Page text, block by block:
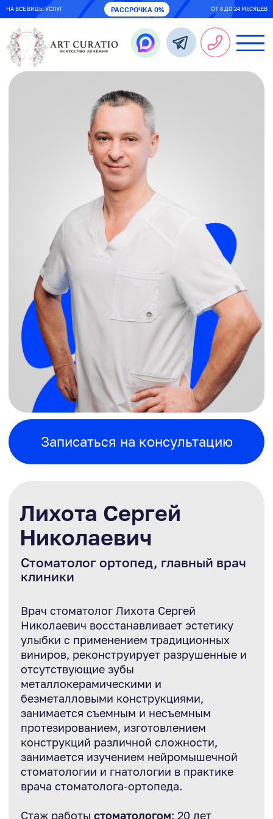
РАССРОЧКА 0% ОТ 6 ДО 24 МЕСЯЦЕВ
НА ВСЕ ВИДЫ УСЛУГ
Лихота Сергей
Николаевич
Стоматолог ортопед, главный врач
клиники
Записаться на консультацию
Врач стоматолог Лихота Сергей
Николаевич восстанавливает эстетику
улыбки с применением традиционных
виниров, реконструирует разрушенные и
занимается съемным и несъемным
протезированием, изготовлением
конструкций различной сложности,
занимается изучением нейромышечной
врача стоматолога-ортопеда.
Стаж работыстоматологом
компьютерная томография, диагностика
височно-нижнечелюстного сустава и
анализ прикуса с применением лицевой
дуги.
Образование
Высшее. Окончил Ставрополькую
Государственную Медицинскую
врача-стоматолога (диплом №0295119).
В 2013 г. прошел профессиональную
переподготовку "Препарирование
зубов под металлокерамические и
безметалловые конструкции»
переподготовку "Планирование